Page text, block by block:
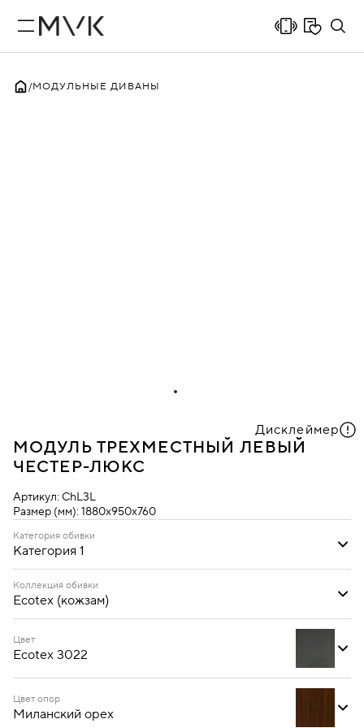
МОДУЛЬНЫЕ ДИВАНЫ
Дисклеймер
МОДУЛЬ ТРЕХМЕСТНЫЙ ЛЕВЫЙ
ЧЕСТЕР-ЛЮКС
Артикул: ChL3L
Размер (мм): 1880х950х760
Категория обивки
Категория 1
Коллекция обивки
Ecotex (кожзам)
Цвет
Ecotex 3022
Цвет опор
Миланский орех